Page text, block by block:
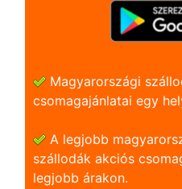
Magyarországi
csomagajánlatai egy
A legjobb
szállodák akciós
legjobb árakon.